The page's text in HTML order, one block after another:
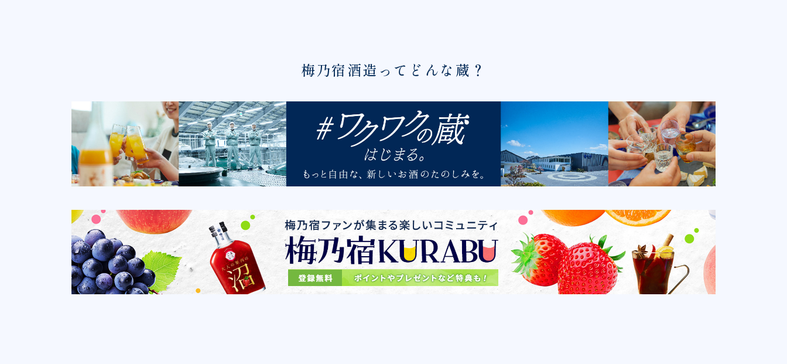
梅乃宿酒造ってどんな蔵？